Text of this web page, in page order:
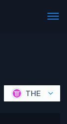
THE